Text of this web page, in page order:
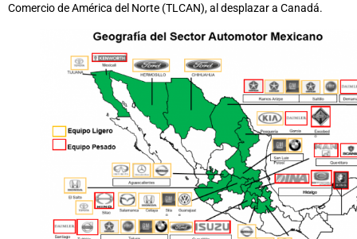
Comercio de América del Norte (TLCAN), al desplazar a Canadá.